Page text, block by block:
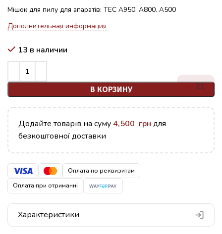
Мішок для пилу для апаратів: ТЕС А950. А800. А500
Дополнительная информация
13 в наличии
В КОРЗИНУ 21
Додайте товарів на суму 4,500 грн для
безкоштовної доставки
Оплата по реквизитам
Оплата при отриманні
Характеристики